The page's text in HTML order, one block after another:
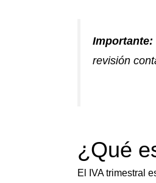
Importante:
revisión
¿Qué
El IVA trimestral